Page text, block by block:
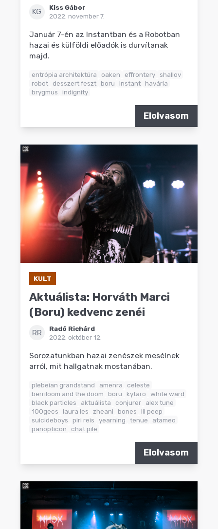
KG
Kiss Gábor
2022. november 7.
Január 7-én az Instantban és a Robotban
hazai és külföldi előadók is durvítanak
majd.
entrópia architektúra oaken effrontery shallov
robot
desszert feszt boru instant havária
brygmus
indignity
Elolvasom
KULT
Aktuálista: Horváth Marci
(Boru) kedvenc zenéi
RR
Radó Richárd
2022. október 12.
Sorozatunkban hazai zenészek mesélnek
arról, mit hallgatnak mostanában.
plebeian grandstand amenra
celeste
berriloom and the doom
boru kytaro
white ward
black particles
aktuálista conjurer
alex tune
100gecs
laura les zheani bones
lil peep
suicideboys
piri reis yearning tenue
atameo
panopticon
chat pile
Elolvasom